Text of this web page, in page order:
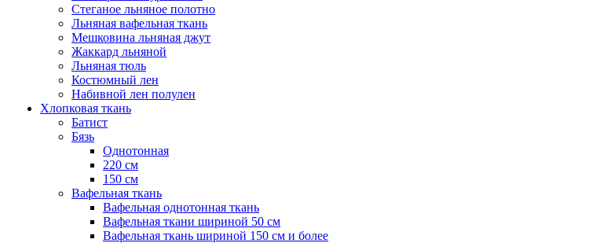
Стеганое льняное полотно
Льняная вафельная ткань
Мешковина льняная джут
Жаккард льняной
Льняная тюль
Костюмный лен
Набивной лен полулен
Хлопковая ткань
Батист
Бязь
Однотонная
220 см
150 см
Вафельная ткань
Вафельная однотонная ткань
Вафельная ткани шириной 50 см
Вафельная ткань шириной 150 см и более